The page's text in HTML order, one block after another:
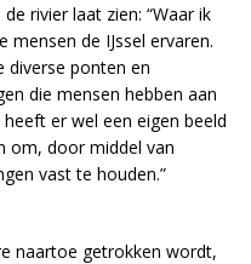
rivier laat zien: “Waar ik
de IJssel ervaren.
diverse ponten en
die mensen hebben aan
er wel een eigen beeld
om, door middel van
vast te houden.”
naartoe getrokken wordt,